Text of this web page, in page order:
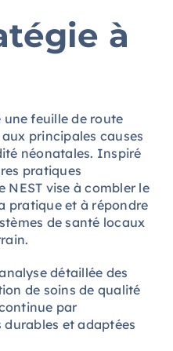
à
une feuille de route
principales causes
néonatales. Inspiré
pratiques
NEST vise à combler le
pratique et à répondre
de santé locaux
détaillée des
de soins de qualité
par
et adaptées